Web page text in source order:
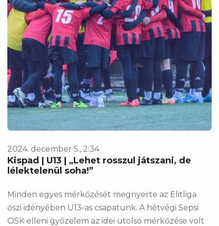
2024. december 5., 2:34
Kispad | U13 | „Lehet rosszul játszani, de
lélektelenül soha!”
Minden egyes mérkőzését megnyerte az Elitliga
őszi idényében U13-as csapatunk. A hétvégi Sepsi
OSK elleni győzelem az idei utolsó mérkőzése volt